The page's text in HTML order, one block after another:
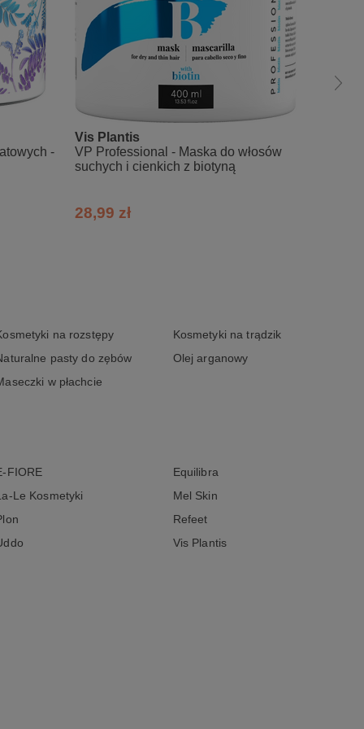
-
Vis Plantis
VP Professional - Maska do włosów
suchych i cienkich z biotyną
28,99 zł
na rozstępy
Kosmetyki na trądzik
pasty do zębów
Olej arganowy
w płachcie
FIORE
Equilibra
Le Kosmetyki
Mel Skin
Refeet
Vis Plantis